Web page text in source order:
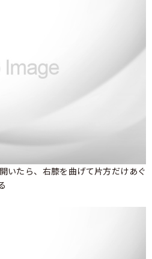
いたら、右膝を曲げて片方だけあぐ